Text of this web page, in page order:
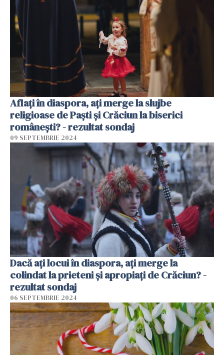
Aflați în diaspora, ați merge la slujbe
religioase de Paști și Crăciun la biserici
românești? - rezultat sondaj
09 SEPTEMBRIE 2024
Dacă ați locui în diaspora, ați merge la
colindat la prieteni și apropiați de Crăciun? -
rezultat sondaj
06 SEPTEMBRIE 2024